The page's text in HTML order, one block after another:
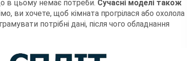
в цьому немає потреби. Сучасні моделі також
ви хочете, щоб кімната прогрілася або охолола
потрібні дані, після чого обладнання